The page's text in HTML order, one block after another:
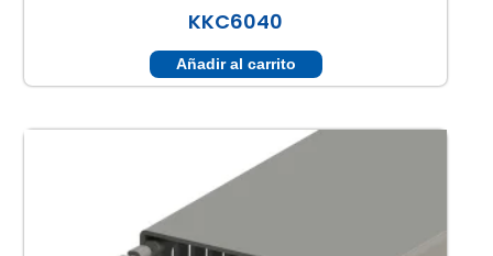
KKC6040
Añadir al carrito